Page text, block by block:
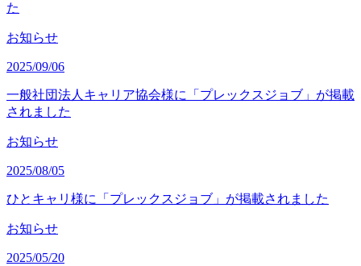
た
お知らせ
2025/09/06
一般社団法人キャリア協会様に「プレックスジョブ」が掲載
されました
お知らせ
2025/08/05
ひとキャリ様に「プレックスジョブ」が掲載されました
お知らせ
2025/05/20